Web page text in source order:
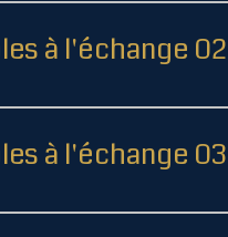
à l'échange 02
à l'échange 03